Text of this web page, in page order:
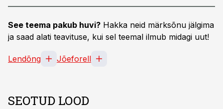
See teema pakub huvi? Hakka neid märksõnu jälgima
ja saad alati teavituse, kui sel teemal ilmub midagi uut!
Lendõng Jõeforell
SEOTUD LOOD